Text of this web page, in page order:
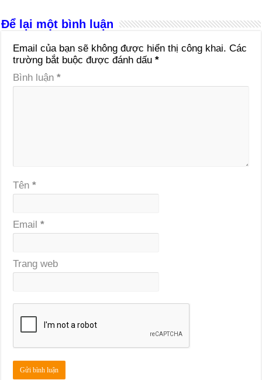
Để lại một bình luận
Email của bạn sẽ không được hiển thị công khai. Các
trường bắt buộc được đánh dấu*
Bình luận*
Tên*
Email*
Trang web